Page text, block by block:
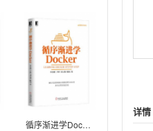
详情
循序渐进学Docker